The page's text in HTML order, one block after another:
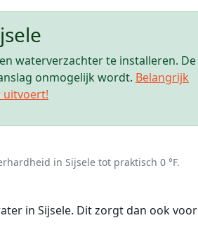
waterverzachter te installeren. De
onmogelijk wordt. Belangrijk
uitvoert!
in Sijsele tot praktisch 0 °F.
in Sijsele. Dit zorgt dan ook voor